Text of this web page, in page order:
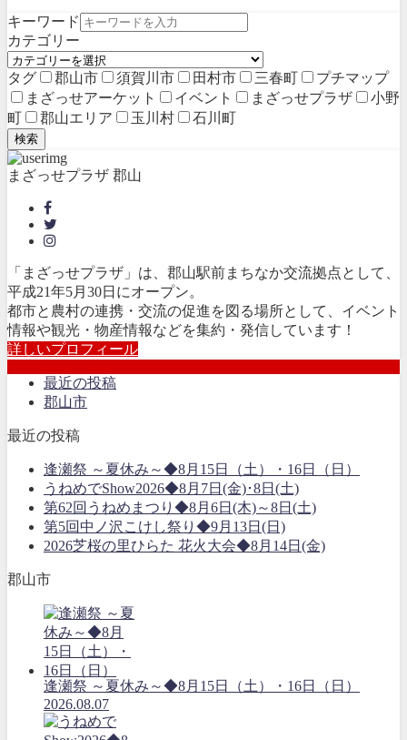
キーワード
カテゴリー
タグ 郡山市 須賀川市 田村市 三春町
プチマップ
まざっせアーケット
イベント まざっせプラザ
小野
町
郡山エリア 玉川村 石川町
検索
まざっせプラザ 郡山
「まざっせプラザ」は、郡山駅前まちなか交流拠点として、
平成21年5月30日にオープン。
都市と農村の連携・交流の促進を図る場所として、イベント
情報や観光・物産情報などを集約・発信しています！
詳しいプロフィール
最近の投稿
郡山市
最近の投稿
逢瀬祭 ～夏休み～◆8月15日（土）・16日（日）
うねめでShow2026◆8月7日(金)･8日(土)
第62回うねめまつり◆8月6日(木)～8日(土)
第5回中ノ沢こけし祭り◆9月13日(日)
2026芝桜の里ひらた 花火大会◆8月14日(金)
郡山市
逢瀬祭 ～夏休み～◆8月15日（土）・16日（日）
2026.08.07